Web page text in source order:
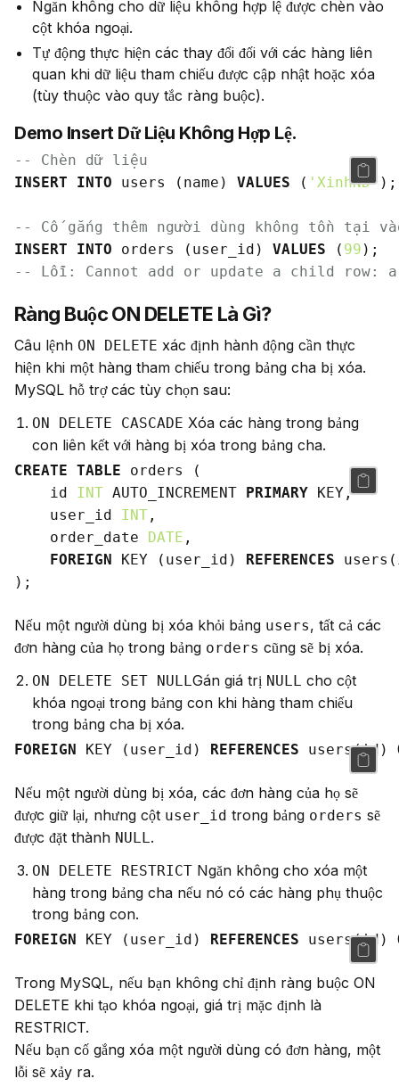
Ngăn không cho dữ liệu không hợp lệ được chèn vào
cột khóa ngoại.
Tự động thực hiện các thay đổi đối với các hàng liên
quan khi dữ liệu tham chiếu được cập nhật hoặc xóa
(tùy thuộc vào quy tắc ràng buộc).
Demo Insert Dữ Liệu Không Hợp Lệ.
-- Chèn dữ liệu
INSERT
INTO users (name) VALUES ( 'XinhND' );
-- Cố gắng thêm người dùng không tồn tại
INSERT
INTO orders (user_id) VALUES ( 99
-- Lỗi: Cannot add or update a child row: a
Ràng Buộc ON DELETE Là Gì?
Câu lệnh ON DELETE xác định hành động cần thực
hiện khi một hàng tham chiếu trong bảng cha bị xóa.
MySQL hỗ trợ các tùy chọn sau:
ON DELETE CASCADE Xóa các hàng trong bảng
con liên kết với hàng bị xóa trong bảng cha.
CREATE TABLE orders (
    id
INT AUTO_INCREMENT PRIMARY KEY,
    user_id
INT ,
    order_date
DATE ,
FOREIGN KEY (user_id) REFERENCES
Nếu một người dùng bị xóa khỏi bảng users, tất cả các
đơn hàng của họ trong bảng orders cũng sẽ bị xóa.
ON DELETE SET NULLGán giá trị NULL cho cột
khóa ngoại trong bảng con khi hàng tham chiếu
trong bảng cha bị xóa.
FOREIGN KEY (user_id) REFERENCES users(id)
Nếu một người dùng bị xóa, các đơn hàng của họ sẽ
được giữ lại, nhưng cột user_id trong bảng orders sẽ
được đặt thành NULL.
ON DELETE RESTRICT Ngăn không cho xóa một
hàng trong bảng cha nếu nó có các hàng phụ thuộc
trong bảng con.
FOREIGN KEY (user_id) REFERENCES users(id)
Trong MySQL, nếu bạn không chỉ định ràng buộc ON
DELETE khi tạo khóa ngoại, giá trị mặc định là
RESTRICT.
Nếu bạn cố gắng xóa một người dùng có đơn hàng, một
lỗi sẽ xảy ra.